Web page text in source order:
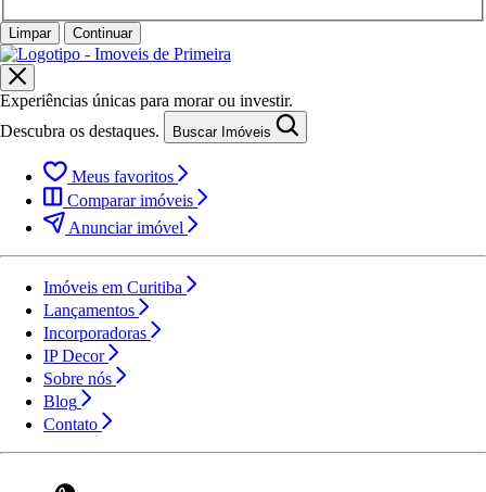
Limpar Continuar
Experiências únicas para morar ou investir.
Descubra os destaques.
Buscar Imóveis
Meus favoritos
Comparar imóveis
Anunciar imóvel
Imóveis em Curitiba
Lançamentos
Incorporadoras
IP Decor
Sobre nós
Blog
Contato